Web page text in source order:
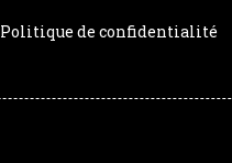
Politique de confidentialité